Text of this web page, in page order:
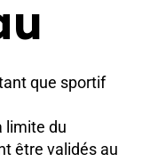
que sportif
limite du
être validés au